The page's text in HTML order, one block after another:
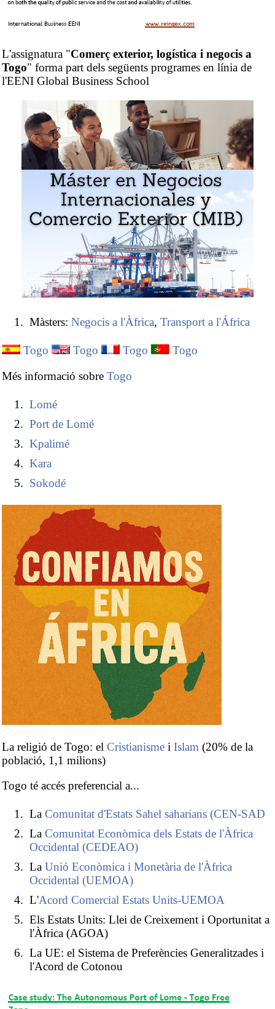
L'assignatura "Comerç exterior, logística i negocis a
Togo" forma part dels següents programes en línia de
l'EENI Global Business School
Màsters: Negocis a l'Àfrica, Transport a l'África
Togo Togo Togo
Togo
Més informació sobre Togo
Lomé
Port de Lomé
Kpalimé
Kara
Sokodé
La religió de Togo: el Cristianisme i Islam (20% de la
població, 1,1 milions)
Togo té accés preferencial a...
La Comunitat d'Estats Sahel saharians (CEN-SAD
La Comunitat Econòmica dels Estats de l'Àfrica
Occidental (CEDEAO)
La Unió Econòmica i Monetària de l'Àfrica
Occidental (UEMOA)
L'Acord Comercial Estats Units-UEMOA
Els Estats Units: Llei de Creixement i Oportunitat a
l'Àfrica (AGOA)
La UE: el Sistema de Preferències Generalitzades i
l'Acord de Cotonou